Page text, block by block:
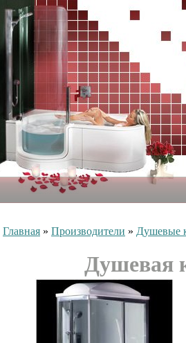
Главная » Производители » Душевые
Душевая